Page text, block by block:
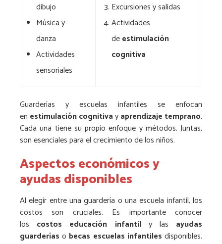
dibujo
Música y
danza
Actividades
sensoriales
Excursiones y salidas
Actividades
deestimulación
cognitiva
Guarderías y escuelas infantiles se enfocan
en estimulación cognitivayaprendizaje temprano.
Cada una tiene su propio enfoque y métodos. Juntas,
son esenciales para el crecimiento de los niños.
Aspectos económicos y
ayudas disponibles
Al elegir entre una guardería o una escuela infantil, los
costos son cruciales. Es importante conocer
los costos educación infantily las ayudas
guarderías o becas escuelas infantiles disponibles.